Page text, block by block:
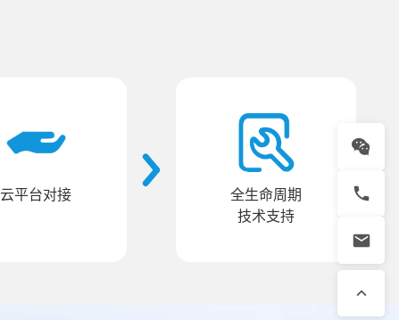
云平台对接
全生命周期
技术支持